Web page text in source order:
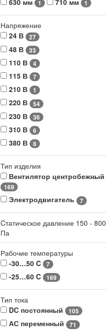
630 мм 1 710 мм 1
Напряжение
24 В
27
48 В 33
110 В 4
115 В 7
210 В 1
220 В 54
230 В 36
310 В 6
380 В 8
Тип изделия
Вентилятор центробежный
169
Электродвигатель 7
Cтатическое давление 150 - 800
Па
Рабочие температуры
-30…50 C
7
-25…60 C 169
Тип тока
DC постоянный
105
АС переменный 71